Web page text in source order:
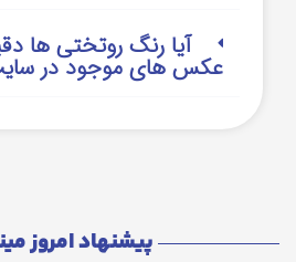
آیا رنگ روتختی ها
عکس های موجود در
پیشنهاد امروز